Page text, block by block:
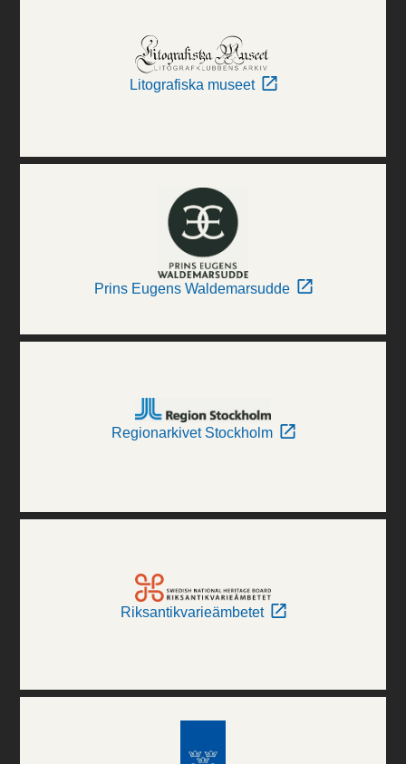
Litografiska museet
Prins Eugens Waldemarsudde
Regionarkivet Stockholm
Riksantikvarieämbetet